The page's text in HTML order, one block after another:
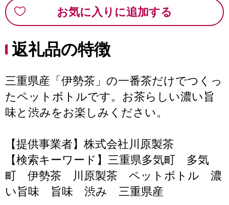
お気に入りに追加する
返礼品の特徴
三重県産「伊勢茶」の一番茶だけでつくっ
たペットボトルです。お茶らしい濃い旨
味と渋みをお楽しみください。
【提供事業者】株式会社川原製茶
【検索キーワード】三重県多気町 多気
町 伊勢茶 川原製茶 ペットボトル 濃
い旨味 旨味 渋み 三重県産